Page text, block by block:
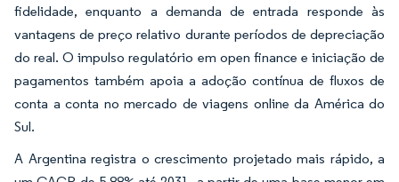
fidelidade, enquanto a demanda de entrada responde às
vantagens de preço relativo durante períodos de depreciação
do real. O impulso regulatório em open finance e iniciação de
pagamentos também apoia a adoção contínua de fluxos de
conta a conta no mercado de viagens online da América do
Sul.
A Argentina registra o crescimento projetado mais rápido, a